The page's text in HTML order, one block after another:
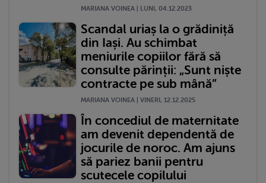
MARIANA VOINEA | LUNI, 04.12.2023
Scandal uriaș la o grădiniță
din Iași. Au schimbat
meniurile copiilor fără să
consulte părinții: „Sunt niște
contracte pe sub mână”
MARIANA VOINEA | VINERI, 12.12.2025
În concediul de maternitate
am devenit dependentă de
jocurile de noroc. Am ajuns
să pariez banii pentru
scutecele copilului